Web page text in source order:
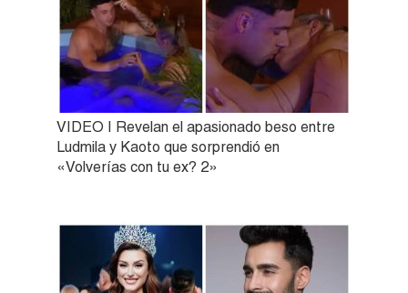
VIDEO | Revelan el apasionado beso entre
Ludmila y Kaoto que sorprendió en
«Volverías con tu ex? 2»